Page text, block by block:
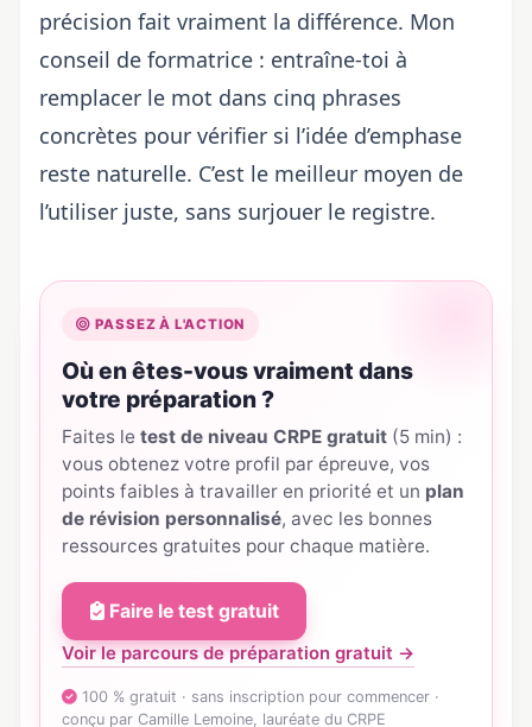
précision fait vraiment la différence. Mon
conseil de formatrice : entraîne-toi à
remplacer le mot dans cinq phrases
concrètes pour vérifier si l’idée d’emphase
reste naturelle. C’est le meilleur moyen de
l’utiliser juste, sans surjouer le registre.
PASSEZ À L'ACTION
Où en êtes-vous vraiment dans
votre préparation ?
Faites letest de niveau CRPE gratuit (5 min) :
vous obtenez votre profil par épreuve, vos
points faibles à travailler en priorité et un plan
de révision personnalisé, avec les bonnes
ressources gratuites pour chaque matière.
Faire le test gratuit
Voir le parcours de préparation gratuit →
100 % gratuit · sans inscription pour commencer ·
conçu par Camille Lemoine, lauréate du CRPE